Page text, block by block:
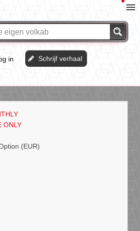
in Schrijf verhaal
ONLY
(EUR)